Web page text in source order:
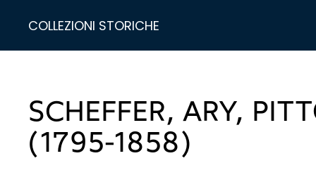
COLLEZIONI STORICHE
SCHEFFER, ARY,
(1795-1858)